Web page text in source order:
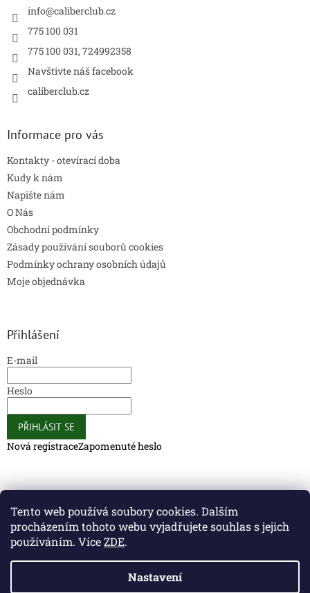
Tento web používá soubory cookies. Dalším
procházením tohoto webu vyjadřujete souhlas s jejich
používáním. VíceZDE.
Nastavení
info@caliberclub.cz
775 100 031
775 100 031, 724992358
Navštivte náš facebook
caliberclub.cz
Informace pro vás
Kontakty - otevírací doba
Kudy k nám
Napište nám
O Nás
Obchodní podmínky
Zásady používání souborů cookies
Podmínky ochrany osobních údajů
Moje objednávka
Přihlášení
E-mail
Heslo
PŘIHLÁSIT SE
Nová registraceZapomenuté heslo